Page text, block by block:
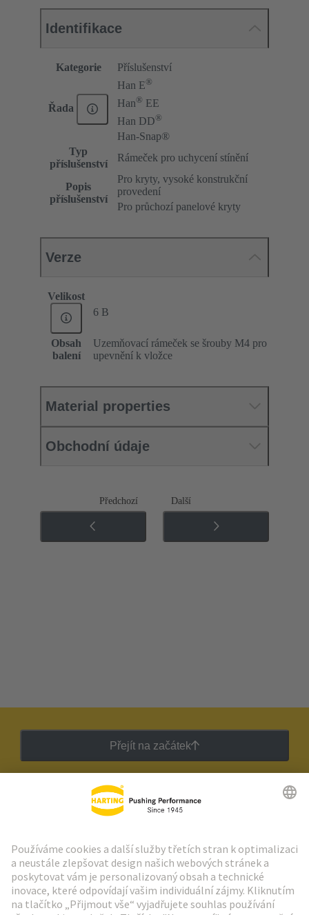
Identifikace
Kategorie Příslušenství
Řada
Han E®
Han® EE
Han DD®
Han-Snap®
Typ
příslušenství
Rámeček pro uchycení stínění
Popis
příslušenství
Pro kryty, vysoké konstrukční
provedení
Pro průchozí panelové kryty
Verze
Velikost
6 B
Obsah
balení
Uzemňovací rámeček se šrouby M4 pro
upevnění k vložce
Material properties
Obchodní údaje
Předchozí Další
Přejít na začátek
Zpravodaj HARTING
Přejít na registraci